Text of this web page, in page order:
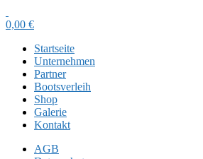
0,00 €
Startseite
Unternehmen
Partner
Bootsverleih
Shop
Galerie
Kontakt
AGB